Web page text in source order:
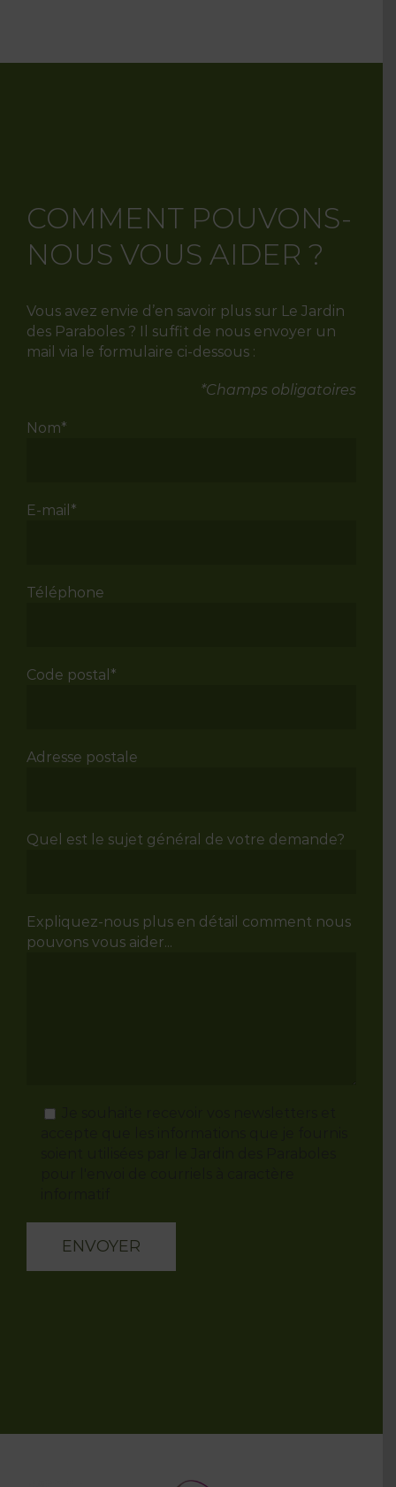
COMMENT POUVONS-
NOUS VOUS AIDER ?
Vous avez envie d’en savoir plus sur Le Jardin
des Paraboles ? Il suffit de nous envoyer un
mail via le formulaire ci-dessous :
*Champs obligatoires
Nom*
E-mail*
Téléphone
Code postal*
Adresse postale
Quel est le sujet général de votre demande?
Expliquez-nous plus en détail comment nous
pouvons vous aider...